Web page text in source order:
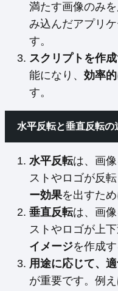
満たす画像のみ
み込んだアプリ
す。
スクリプトを作成
能になり、 効率
す。
水平反転と垂直反転の
水平反転は、画
ストやロゴが反転
ー効果を出すため
垂直反転は、画
ストやロゴが上
イメージを作成
用途に応じて、
が重要です。例